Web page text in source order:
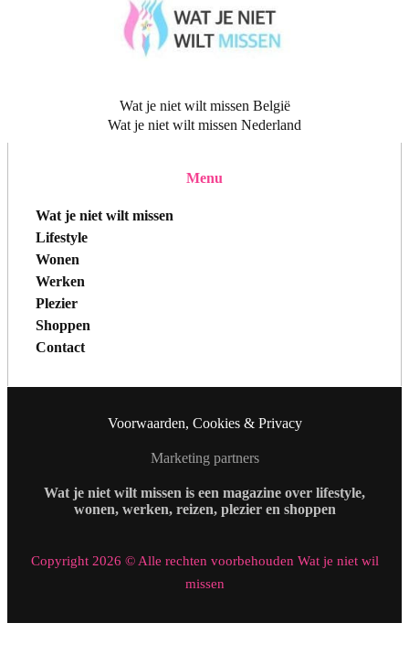
Wat je niet wilt missen België
Wat je niet wilt missen Nederland
Menu
Wat je niet wilt missen
Lifestyle
Wonen
Werken
Plezier
Shoppen
Contact
Voorwaarden, Cookies & Privacy
Marketing partners
Wat je niet wilt missen is een magazine over lifestyle,
wonen, werken, reizen, plezier en shoppen
Copyright 2026 © Alle rechten voorbehouden Wat je niet wil
missen